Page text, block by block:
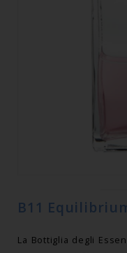
B11
La Bottiglia degli